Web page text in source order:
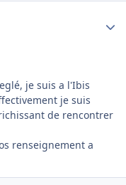
je suis a l'Ibis
je suis
de rencontrer
renseignement a